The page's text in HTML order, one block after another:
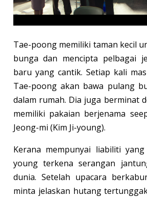
Tae-poong memiliki taman kecil
bunga dan mencipta pelbagai
baru yang cantik. Setiap kali
Tae-poong akan bawa pulang
dalam rumah. Dia juga berminat
memiliki pakaian berjenama
Jeong-mi (Kim Ji-young).
Kerana mempunyai liabiliti
young terkena serangan
dunia. Setelah upacara
minta jelaskan hutang